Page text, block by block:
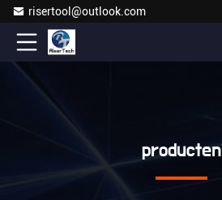
risertool@outlook.com
producten